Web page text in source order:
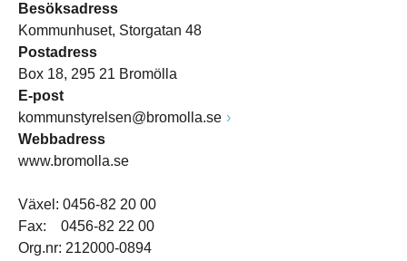
Besöksadress
Kommunhuset, Storgatan 48
Postadress
Box 18, 295 21 Bromölla
E-post
kommunstyrelsen@bromolla.se
Webbadress
www.bromolla.se
Växel: 0456-82 20 00
Fax: 0456-82 22 00
Org.nr: 212000-0894